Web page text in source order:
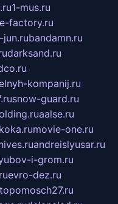
1-mus.ru
factory.ru
jun.rubandamn.ru
darksand.ru
kompanij.ru
snow-guard.ru
aalse.ru
movie-one.ru
andreislyusar.ru
i-grom.ru
evro-dez.ru